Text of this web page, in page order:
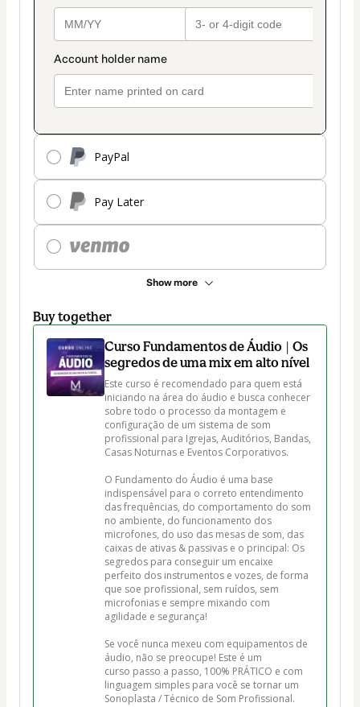
PayPal
Pay Later
Show more
Buy together
Curso Fundamentos de Áudio | Os
segredos de uma mix em alto nível
Este curso é recomendado para quem está
iniciando na área do áudio e busca conhecer
sobre todo o processo da montagem e
configuração de um sistema de som
profissional para Igrejas, Auditórios, Bandas,
Casas Noturnas e Eventos Corporativos.
O Fundamento do Áudio é uma base
indispensável para o correto entendimento
das frequências, do comportamento do som
no ambiente, do funcionamento dos
microfones, do uso das mesas de som, das
caixas de ativas & passivas e o principal: Os
segredos para conseguir um encaixe
perfeito dos instrumentos e vozes, de forma
que soe profissional, sem ruídos, sem
microfonias e sempre mixando com
agilidade e segurança!
Se você nunca mexeu com equipamentos de
áudio, não se preocupe! Este é um
curso passo a passo, 100% PRÁTICO e com
linguagem simples para você se tornar um
Sonoplasta / Técnico de Som Profissional.